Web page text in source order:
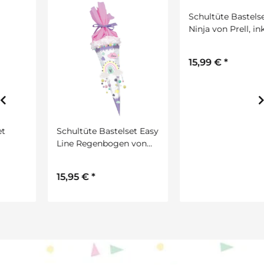
Schultüte Bastelset Easy
Line Regenbogen von
Schultüte Bastelset
Ninja von Prell, inkl.